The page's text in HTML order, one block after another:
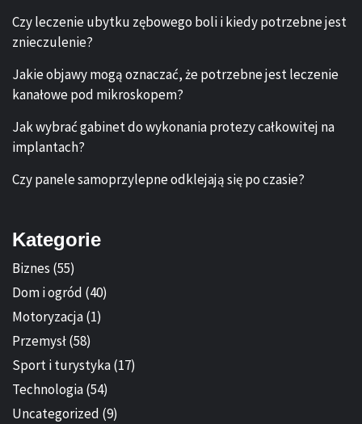
Czy leczenie ubytku zębowego boli i kiedy potrzebne jest
znieczulenie?
Jakie objawy mogą oznaczać, że potrzebne jest leczenie
kanałowe pod mikroskopem?
Jak wybrać gabinet do wykonania protezy całkowitej na
implantach?
Czy panele samoprzylepne odklejają się po czasie?
Kategorie
Biznes (55)
Dom i ogród (40)
Motoryzacja(1)
Przemysł(58)
Sport i turystyka(17)
Technologia(54)
Uncategorized (9)